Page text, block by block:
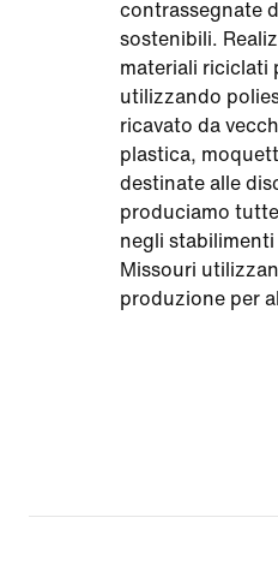
contrassegnate
sostenibili.
materiali riciclati
utilizzando
ricavato da
plastica,
destinate alle
produciamo
negli stabilimenti
Missouri
produzione per